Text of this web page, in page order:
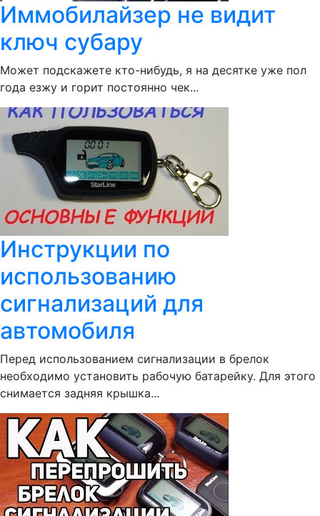
Иммобилайзер не видит
ключ субару
Может подскажете кто-нибудь, я на десятке уже пол
года езжу и горит постоянно чек...
Инструкции по
использованию
сигнализаций для
автомобиля
Перед использованием сигнализации в брелок
необходимо установить рабочую батарейку. Для этого
снимается задняя крышка...